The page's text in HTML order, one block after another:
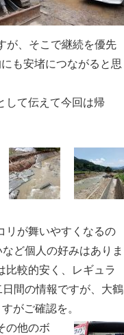
が、そこで継続を優先
も安堵につながると思
して伝えて今回は帰
リが舞いやすくなるの
ど個人の好みはありま
比較的安く、レギュラ
間の情報ですが、大鶴
がご確認を。
の他のボ